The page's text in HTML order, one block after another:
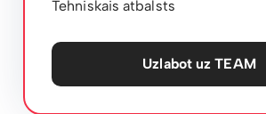
Tehniskais atbalsts
Uzlabot uz TEAM